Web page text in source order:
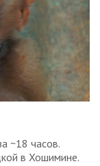
~18 часов.
в Хошимине.